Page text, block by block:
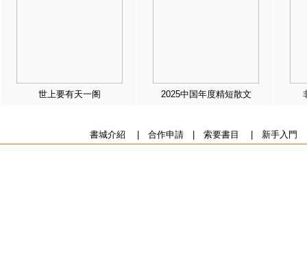
世上要有天一阁 2025中国年度精短散文
書城介紹 合作申請| 索要書目 新手入門